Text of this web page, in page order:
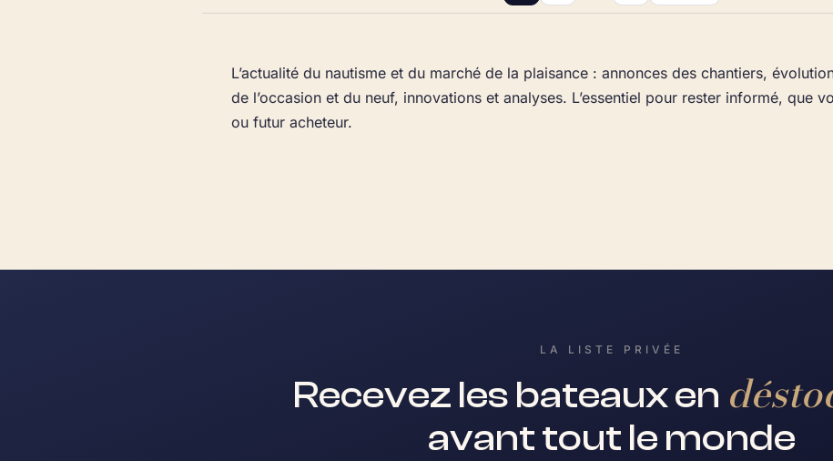
L’actualité du nautisme et du marché de la plaisance : annonces des chantiers,
de l’occasion et du neuf, innovations et analyses. L’essentiel pour rester informé, que
ou futur acheteur.
LA LISTE PRIVÉE
Recevez les bateaux en
avant tout le monde